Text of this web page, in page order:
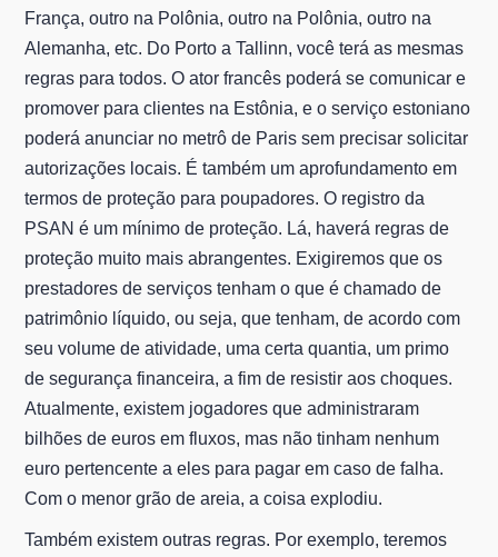
França, outro na Polônia, outro na Polônia, outro na
Alemanha, etc. Do Porto a Tallinn, você terá as mesmas
regras para todos. O ator francês poderá se comunicar e
promover para clientes na Estônia, e o serviço estoniano
poderá anunciar no metrô de Paris sem precisar solicitar
autorizações locais. É também um aprofundamento em
termos de proteção para poupadores. O registro da
PSAN é um mínimo de proteção. Lá, haverá regras de
proteção muito mais abrangentes. Exigiremos que os
prestadores de serviços tenham o que é chamado de
patrimônio líquido, ou seja, que tenham, de acordo com
seu volume de atividade, uma certa quantia, um primo
de segurança financeira, a fim de resistir aos choques.
Atualmente, existem jogadores que administraram
bilhões de euros em fluxos, mas não tinham nenhum
euro pertencente a eles para pagar em caso de falha.
Com o menor grão de areia, a coisa explodiu.
Também existem outras regras. Por exemplo, teremos